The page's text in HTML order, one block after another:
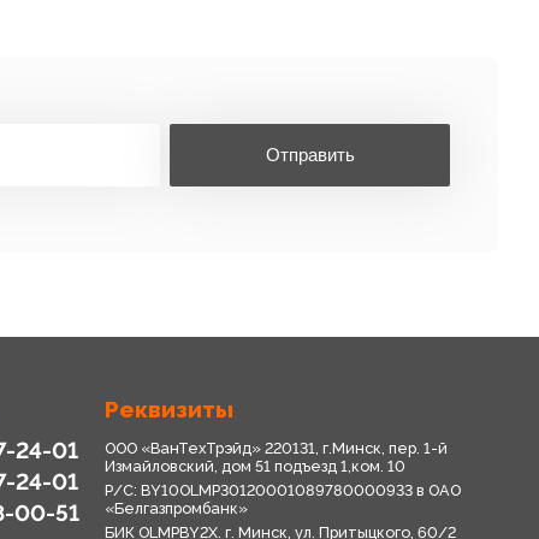
Отправить
24-01
24-01
00-51
Реквизиты
ООО «ВанТехТрэйд» 220131, г.Минск, пер. 1-й
Измайловский, дом 51 подъезд 1,ком. 10
Р/С: BY10OLMP30120001089780000933 в OАО
«Белгазпромбанк»
БИК OLMPBY2X. г. Минск, ул. Притыцкого, 60/2